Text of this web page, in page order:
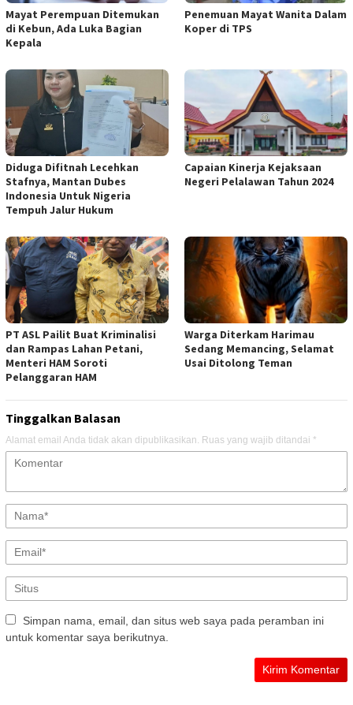
Mayat Perempuan Ditemukan
di Kebun, Ada Luka Bagian
Kepala
Penemuan Mayat Wanita Dalam
Koper di TPS
Diduga Difitnah Lecehkan
Stafnya, Mantan Dubes
Indonesia Untuk Nigeria
Tempuh Jalur Hukum
Capaian Kinerja Kejaksaan
Negeri Pelalawan Tahun 2024
PT ASL Pailit Buat Kriminalisi
dan Rampas Lahan Petani,
Menteri HAM Soroti
Pelanggaran HAM
Warga Diterkam Harimau
Sedang Memancing, Selamat
Usai Ditolong Teman
Tinggalkan Balasan
Alamat email Anda tidak akan dipublikasikan. Ruas yang wajib ditandai *
Simpan nama, email, dan situs web saya pada peramban ini
untuk komentar saya berikutnya.